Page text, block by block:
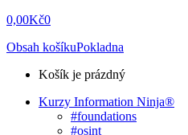
0,00Kč0
Obsah košíkuPokladna
Košík je prázdný
Kurzy Information Ninja®
#foundations
#osint